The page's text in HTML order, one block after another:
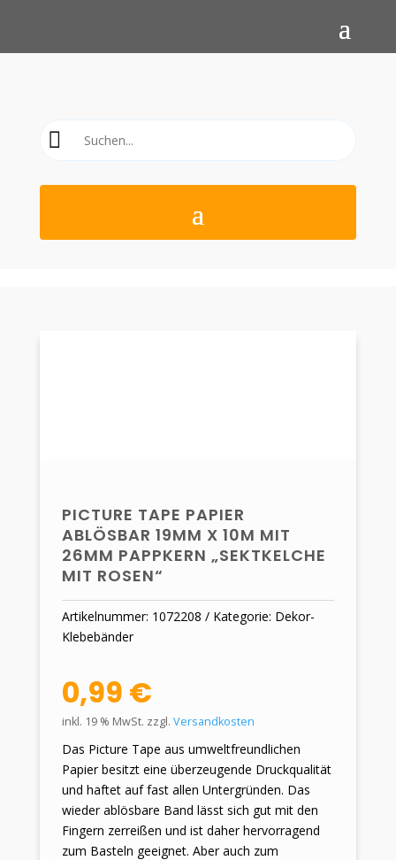
PICTURE TAPE PAPIER
ABLÖSBAR 19MM X 10M MIT
26MM PAPPKERN „SEKTKELCHE
MIT ROSEN“
Artikelnummer: 1072208 Kategorie: Dekor-
Klebebänder
0,99 €
inkl. 19 % MwSt. zzgl. Versandkosten
Das Picture Tape aus umweltfreundlichen
Papier besitzt eine überzeugende Druckqualität
und haftet auf fast allen Untergründen. Das
wieder ablösbare Band lässt sich gut mit den
Fingern zerreißen und ist daher hervorragend
zum Basteln geeignet. Aber auch zum